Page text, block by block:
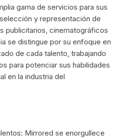
gama de servicios para sus
y representación de
publicitarios, cinematográficos
se distingue por su enfoque en
de cada talento, trabajando
para potenciar sus habilidades
en la industria del
Mirrored se enorgullece